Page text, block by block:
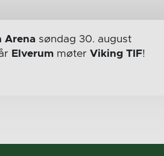
Arenasøndag 30. august
Elverummøter Viking TIF!